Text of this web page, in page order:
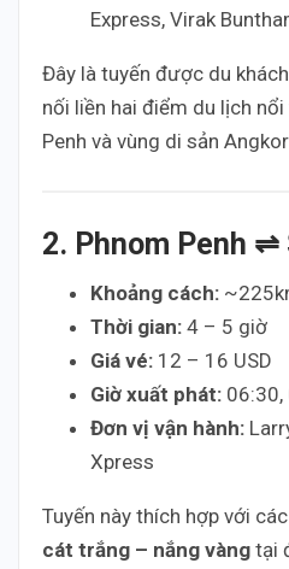
Express, Virak
Đây là tuyến được du
nối liền hai điểm du lịch
Penh và vùng di sản
2. Phnom Penh
Khoảng cách:
Thời gian: 4 – 5 giờ
Giá vé: 12 – 16 USD
Giờ xuất phát: 06:30,
Đơn vị vận hành:
Xpress
Tuyến này thích hợp với
cát trắng – nắng vàng tại